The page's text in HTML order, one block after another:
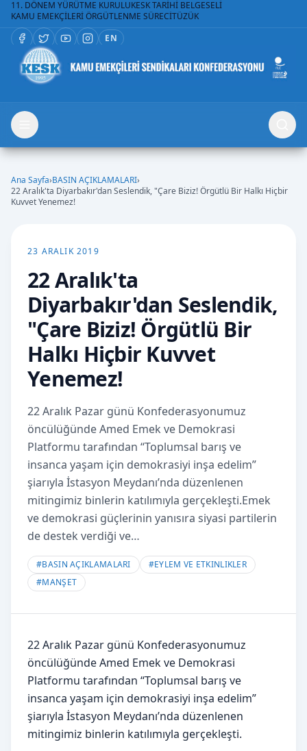
11. DÖNEM YÜRÜTME KURULUKESK TARİHİ BELGESELİ
KAMU EMEKÇİLERİ ÖRGÜTLENME SÜRECİTÜZÜK
EN
Ana Sayfa›BASIN AÇIKLAMALARI›
22 Aralık'ta Diyarbakır'dan Seslendik, "Çare Biziz! Örgütlü Bir Halkı Hiçbir
Kuvvet Yenemez!
23 ARALIK 2019
22 Aralık'ta
Diyarbakır'dan Seslendik,
"Çare Biziz! Örgütlü Bir
Halkı Hiçbir Kuvvet
Yenemez!
22 Aralık Pazar günü Konfederasyonumuz
öncülüğünde Amed Emek ve Demokrasi
Platformu tarafından “Toplumsal barış ve
insanca yaşam için demokrasiyi inşa edelim”
şiarıyla İstasyon Meydanı’nda düzenlenen
mitingimiz binlerin katılımıyla gerçekleşti.Emek
ve demokrasi güçlerinin yanısıra siyasi partilerin
de destek verdiği ve…
#BASIN AÇIKLAMALARI #EYLEM VE ETKINLIKLER
#MANŞET
22 Aralık Pazar günü Konfederasyonumuz
öncülüğünde Amed Emek ve Demokrasi
Platformu tarafından “Toplumsal barış ve
insanca yaşam için demokrasiyi inşa edelim”
şiarıyla İstasyon Meydanı’nda düzenlenen
mitingimiz binlerin katılımıyla gerçekleşti.